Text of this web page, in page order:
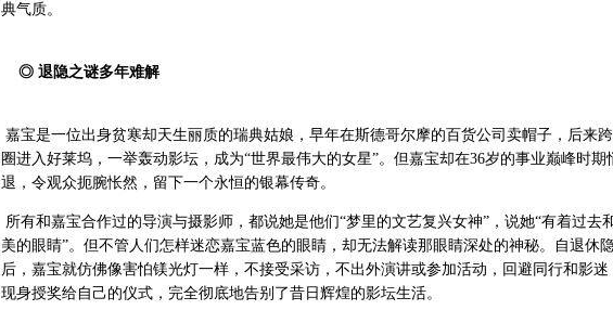
典气质。
◎ 退隐之谜多年难解
嘉宝是一位出身贫寒却天生丽质的瑞典姑娘，早年在斯德哥尔摩的百货公司卖帽子，后来
圈进入好莱坞，一举轰动影坛，成为“世界最伟大的女星”。但嘉宝却在36岁的事业巅峰时期
退，令观众扼腕怅然，留下一个永恒的银幕传奇。
所有和嘉宝合作过的导演与摄影师，都说她是他们“梦里的文艺复兴女神”，说她“有着过去
美的眼睛”。但不管人们怎样迷恋嘉宝蓝色的眼睛，却无法解读那眼睛深处的神秘。自退休
后，嘉宝就仿佛像害怕镁光灯一样，不接受采访，不出外演讲或参加活动，回避同行和影迷
现身授奖给自己的仪式，完全彻底地告别了昔日辉煌的影坛生活。